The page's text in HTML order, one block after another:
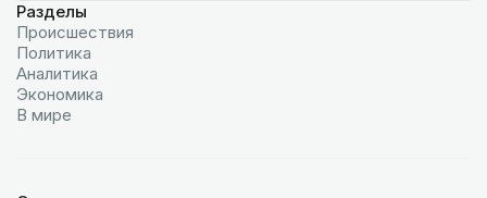
Разделы
Происшествия
Политика
Аналитика
Экономика
В мире